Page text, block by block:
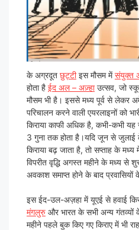
के अग्रदूत छुट्टीइस मौसम मेंसंयुक्त
होता है ईद अल – अज़्हाउत्सव, जो
मौसम भी है। इससे मध्य पूर्व से लेकर
परिचालन करने वाली एयरलाइनों को
किराया काफी अधिक है, कभी-कभी
3 गुना तक होता है।यदि जून से जुलाई
किराया बढ़ जाता है, तो सप्ताह के
विपरीत वृद्धि अगस्त महीने के मध्य से
अवकाश समाप्त होने के बाद
इस ईद-उल-अज़हा में यूएई से हवाई
मंगलुरु और भारत के सभी अन्य
महीने पहले बुक किए गए किराए में भी